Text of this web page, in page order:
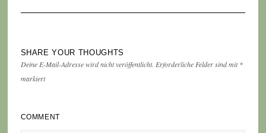
SHARE YOUR THOUGHTS
Deine E-Mail-Adresse wird nicht veröffentlicht. Erforderliche Felder sind mit*
markiert
COMMENT